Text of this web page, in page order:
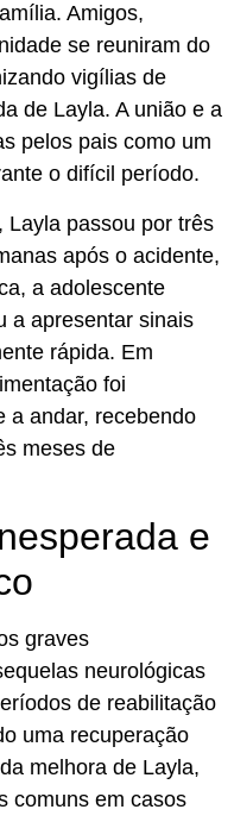
Amigos,
se reuniram do
vigílias de
de Layla. A união e a
pelos pais como um
o difícil período.
Layla passou por três
após o acidente,
a adolescente
a apresentar sinais
rápida. Em
foi
a andar, recebendo
meses de
e
graves
neurológicas
de reabilitação
uma recuperação
melhora de Layla,
comuns em casos